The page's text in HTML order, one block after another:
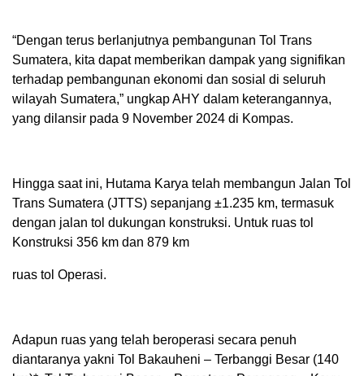
“Dengan terus berlanjutnya pembangunan Tol Trans
Sumatera, kita dapat memberikan dampak yang signifikan
terhadap pembangunan ekonomi dan sosial di seluruh
wilayah Sumatera,” ungkap AHY dalam keterangannya,
yang dilansir pada 9 November 2024 di Kompas.
Hingga saat ini, Hutama Karya telah membangun Jalan Tol
Trans Sumatera (JTTS) sepanjang ±1.235 km, termasuk
dengan jalan tol dukungan konstruksi. Untuk ruas tol
Konstruksi 356 km dan 879 km
ruas tol Operasi.
Adapun ruas yang telah beroperasi secara penuh
diantaranya yakni Tol Bakauheni – Terbanggi Besar (140